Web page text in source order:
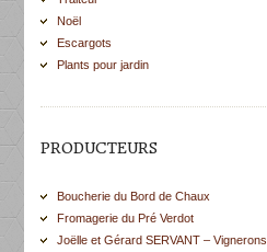
Noël
Escargots
Plants pour jardin
PRODUCTEURS
Boucherie du Bord de Chaux
Fromagerie du Pré Verdot
Joëlle et Gérard SERVANT – Vignerons